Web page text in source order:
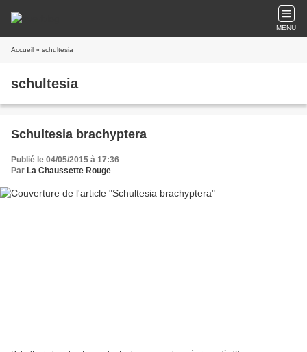
MENU
Accueil » schultesia
schultesia
Schultesia brachyptera
Publié le 04/05/2015 à 17:36
Par La Chaussette Rouge